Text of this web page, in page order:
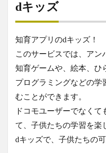
dキッズ
知育アプリのdキッズ！
このサービスでは、アン
知育ゲームや、絵本、ひ
プログラミングなどの学
むことができます。
ドコモユーザーでなく
て、子供たちの学習を楽
dキッズで、子供たちの